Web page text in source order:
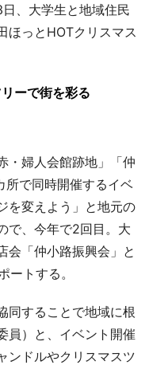
、大学生と地域住民
ほっとHOTクリスマス
ーで街を彩る
・婦人会館跡地」「仲
所で同時開催するイベ
を変えよう」と地元の
で、今年で2回目。大
会「仲小路振興会」と
ートする。
同することで地域に根
員）と、イベント開催
ンドルやクリスマスツ